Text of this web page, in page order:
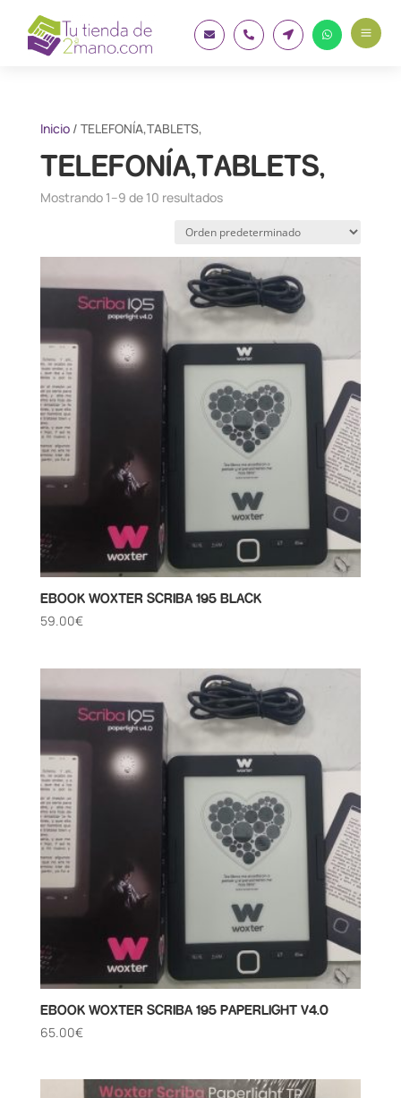
    a
Inicio/ TELEFONÍA,TABLETS,
TELEFONÍA,TABLETS,
Mostrando 1–9 de 10 resultados
EBOOK WOXTER SCRIBA 195 BLACK
59.00€
EBOOK WOXTER SCRIBA 195 PAPERLIGHT V4.0
65.00€